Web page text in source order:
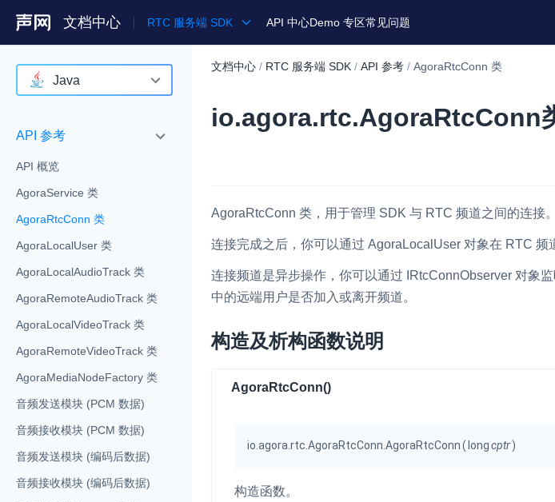
文档中心 RTC 服务端 SDK
产品
通用文档
Legacy 文档
API 中心Demo 专区常见问题
Java
Java
Python
API 参考
API 概览
AgoraService 类
AgoraRtcConn 类
AgoraLocalUser 类
AgoraLocalAudioTrack 类
AgoraRemoteAudioTrack 类
AgoraLocalVideoTrack 类
AgoraRemoteVideoTrack 类
AgoraMediaNodeFactory 类
音频发送模块 (PCM 数据)
音频接收模块 (PCM 数据)
音频发送模块 (编码后数据)
音频接收模块 (编码后数据)
文档中心 / RTC 服务端 SDK / API 参考 / AgoraRtcConn 类
io.agora.rtc.AgoraRtcConn
AgoraRtcConn 类，用于管理 SDK 与 RTC 频道之间的连接。
连接完成之后，你可以通过 AgoraLocalUser 对象在 RTC 频
连接频道是异步操作，你可以通过 IRtcConnObserver 对象
中的远端用户是否加入或离开频道。
构造及析构函数说明
AgoraRtcConn()
io.agora.rtc.AgoraRtcConn.AgoraRtcConn( longcptr)
构造函数。